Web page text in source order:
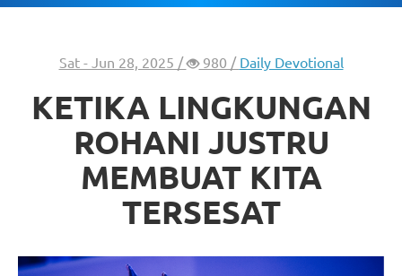
Sat - Jun 28, 2025 / 980 / Daily Devotional
KETIKA LINGKUNGAN
ROHANI JUSTRU
MEMBUAT KITA
TERSESAT